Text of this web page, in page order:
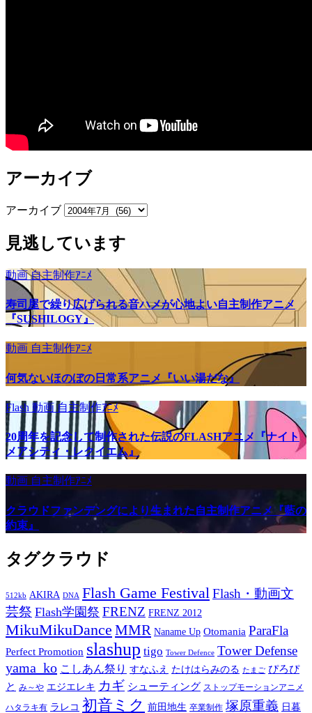
アーカイブ
アーカイブ
見逃しています
動画自主制作ｱﾆﾒ
寿司屋で繰り広げられる音ハメが心地よい自主制作アニメ
『SUSHILOGY』
動画 自主制作ｱﾆﾒ
何気ないほのぼの日常系アニメ『いい湯だな』
Flash 動画自主制作ｱﾆﾒ
20周年を記念して制作された伝説のFLASHアニメ『ナイト
メアシティ・レクイエム』
動画 自主制作ｱﾆﾒ
クラウドファンデングにより生まれた自主制作アニメ『藍の
約束』
タグクラウド
512kb AKIRA DNA Flash Game Festival Flash・動画文
芸祭 Flash学園祭 FRENZ FRENZ 2012
MikuMikuDance MMR Naname Up Otomania ParaFla
Perfect Promotion slashup tigo Tower Defence Tower Defense
yama_ko こしあん祭り すなふえ たけはらみのる たまご ぴろぴ
と み～や エジエレキ カギ シューティング ストップモーションアニメ
ハタラキ有 ラレコ 初音ミク 前田地生 卒業制作 塚原重義 日暮